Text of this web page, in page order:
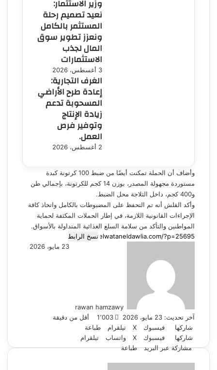
وزير الاستثمار:
نعيد تصميم رحلة
المستثمر بالكامل
ونعزز تطوير سوق
المال لجذب
الاستثمارات
3 أغسطس، 2026
الغرف التجارية:
إعادة طرح الأراضي
المسحوبة تدعم
زيادة الإنتاج
وتوفير فرص
العمل.
2 أغسطس، 2026
وأضاف أن الحملة تمكنت أيضًا من ضبط 100 كرتونة كبدة
مستوردة مجهولة المصدر، بوزن 14 كجم للكرتونة، بإجمالي طن
و400 كجم، داخل الثلاجة محل الضبط.
وأكد القلش أنه تم التحفظ على المضبوطات بالكامل واتخاذ كافة
الإجراءات القانونية اللازمة، في إطار الحملات المكثفة لحماية
المواطنين والتأكد من سلامة السلع الغذائية المتداولة بالأسواق.
نسخ الرابط
rawan hamzawy
أرسل
23 مايو، 2026
آخر تحديث: 23 مايو، 2026 1٬003
أقل من دقيقة
شاركها
فيسبوك ‫X تيلقرام
طباعة
شاركها
فيسبوك ‫X واتساب
تيلقرام
مشاركة عبر البريد
طباعة